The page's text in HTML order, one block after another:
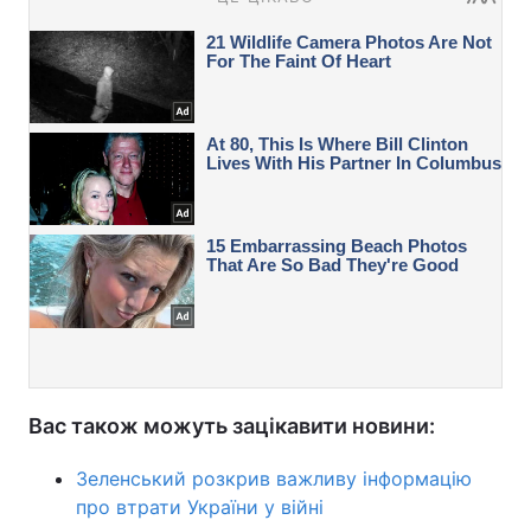
Вас також можуть зацікавити новини:
Зеленський розкрив важливу інформацію
про втрати України у війні